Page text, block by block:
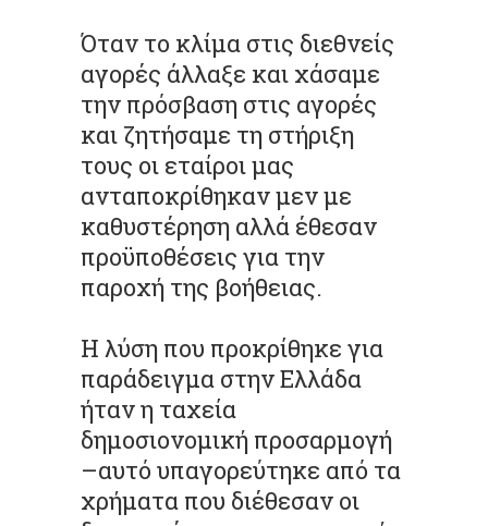
Όταν το κλίμα στις διεθνείς
αγορές άλλαξε και χάσαμε
την πρόσβαση στις αγορές
και ζητήσαμε τη στήριξη
τους οι εταίροι μας
ανταποκρίθηκαν μεν με
καθυστέρηση αλλά έθεσαν
προϋποθέσεις για την
παροχή της βοήθειας.
Η λύση που προκρίθηκε για
παράδειγμα στην Ελλάδα
ήταν η ταχεία
δημοσιονομική προσαρμογή
–αυτό υπαγορεύτηκε από τα
χρήματα που διέθεσαν οι